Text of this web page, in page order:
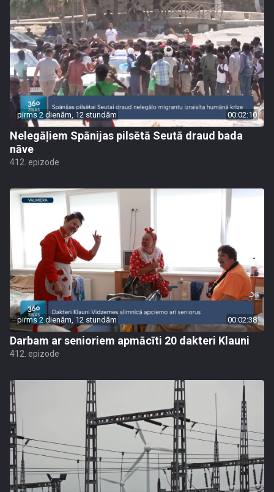
pirms 2 dienām, 12 stundām 00:02:10
Nelegāļiem Spānijas pilsētā Seutā draud bada
nāve
412. epizode
pirms 2 dienām, 12 stundām 00:02:38
Darbam ar senioriem apmācīti 20 dakteri Klauni
412. epizode